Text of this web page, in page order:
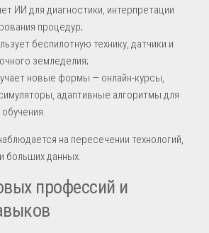
ИИ для диагностики, интерпретации
процедур;
беспилотную технику, датчики и
земледелия;
новые формы — онлайн-курсы,
адаптивные алгоритмы для
на пересечении технологий,
больших данных.
профессий и